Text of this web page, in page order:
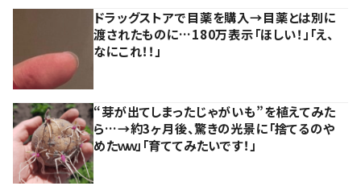
ドラッグストアで目薬を購入→目薬とは別に
渡されたものに…180万表示「ほしい！」「え、
なにこれ！！」
“芽が出てしまったじゃがいも”を植えてみた
ら…→約3ヶ月後、驚きの光景に「捨てるのや
めたｗｗ」「育ててみたいです！」